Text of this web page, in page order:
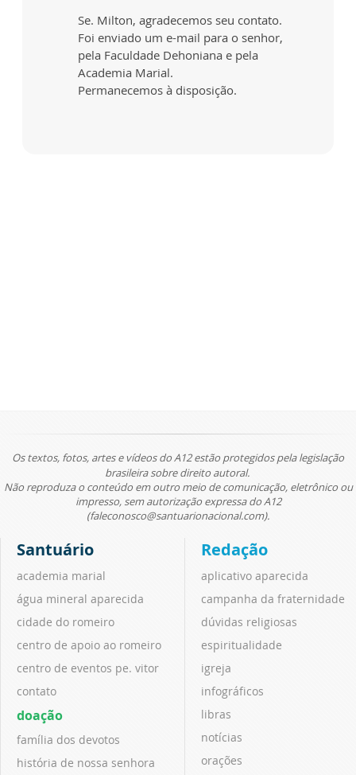
Se. Milton, agradecemos seu contato.
Foi enviado um e-mail para o senhor,
pela Faculdade Dehoniana e pela
Academia Marial.
Permanecemos à disposição.
Os textos, fotos, artes e vídeos do A12 estão protegidos pela legislação
brasileira sobre direito autoral.
Não reproduza o conteúdo em outro meio de comunicação, eletrônico ou
impresso, sem autorização expressa do A12
(faleconosco@santuarionacional.com).
Santuário
academia marial
água mineral aparecida
cidade do romeiro
centro de apoio ao romeiro
centro de eventos pe. vitor
contato
doação
família dos devotos
história de nossa senhora
Redação
aplicativo aparecida
campanha da fraternidade
dúvidas religiosas
espiritualidade
igreja
infográficos
libras
notícias
orações